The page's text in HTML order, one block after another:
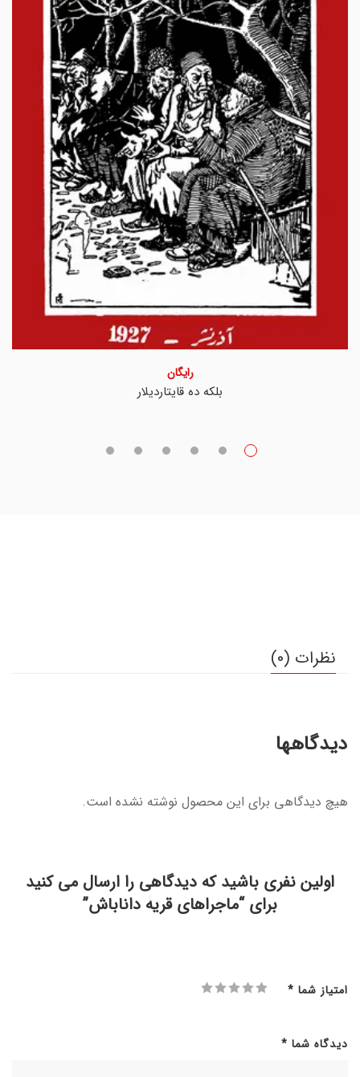
بلکه ده قایتاردیلار
رایگان
نظرات (0)
دیدگاهها
هیچ دیدگاهی برای این محصول نوشته نشده است.
اولین نفری باشید که دیدگاهی را ارسال می کنید
برای “ماجراهای قریۀ داناباش”
امتیاز شما *
دیدگاه شما *